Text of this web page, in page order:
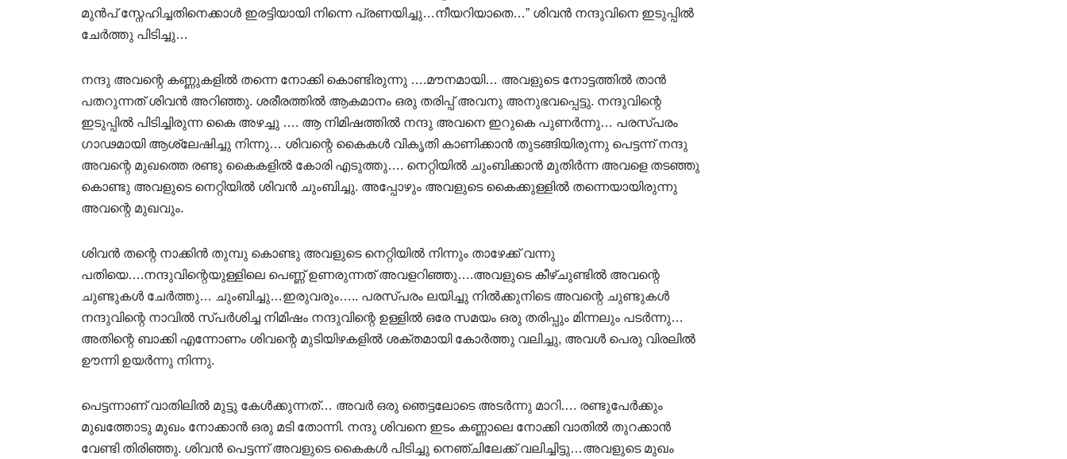
മുൻപ് സ്നേഹിച്ചതിനെക്കാൾ ഇരട്ടിയായി നിന്നെ പ്രണയിച്ചു…നീയറിയാതെ…” ശിവൻ നന്ദുവിനെ ഇടുപ്പിൽ
ചേർത്തു പിടിച്ചു…
നന്ദു അവന്റെ കണ്ണുകളിൽ തന്നെ നോക്കി കൊണ്ടിരുന്നു ….മൗനമായി… അവളുടെ നോട്ടത്തിൽ താൻ
പതറുന്നത് ശിവൻ അറിഞ്ഞു. ശരീരത്തിൽ ആകമാനം ഒരു തരിപ്പ് അവനു അനുഭവപ്പെട്ടു. നന്ദുവിന്റെ
ഇടുപ്പിൽ പിടിച്ചിരുന്ന കൈ അഴച്ചു …. ആ നിമിഷത്തിൽ നന്ദു അവനെ ഇറുകെ പുണർന്നു… പരസ്പരം
ഗാഢമായി ആശ്ലേഷിച്ചു നിന്നു… ശിവന്റെ കൈകൾ വികൃതി കാണിക്കാൻ തുടങ്ങിയിരുന്നു പെട്ടന്ന് നന്ദു
അവന്റെ മുഖത്തെ രണ്ടു കൈകളിൽ കോരി എടുത്തു…. നെറ്റിയിൽ ചുംബിക്കാൻ മുതിർന്ന അവളെ തടഞ്ഞു
കൊണ്ടു അവളുടെ നെറ്റിയിൽ ശിവൻ ചുംബിച്ചു. അപ്പോഴും അവളുടെ കൈക്കുള്ളിൽ തന്നെയായിരുന്നു
അവന്റെ മുഖവും.
ശിവൻ തന്റെ നാക്കിൻ തുമ്പു കൊണ്ടു അവളുടെ നെറ്റിയിൽ നിന്നും താഴേക്ക് വന്നു
പതിയെ….നന്ദുവിന്റെയുള്ളിലെ പെണ്ണ് ഉണരുന്നത് അവളറിഞ്ഞു….അവളുടെ കീഴ്ചുണ്ടിൽ അവന്റെ
ചുണ്ടുകൾ ചേർത്തു… ചുംബിച്ചു…ഇരുവരും….. പരസ്പരം ലയിച്ചു നിൽക്കുനിടെ അവന്റെ ചുണ്ടുകൾ
നന്ദുവിന്റെ നാവിൽ സ്പർശിച്ച നിമിഷം നന്ദുവിന്റെ ഉള്ളിൽ ഒരേ സമയം ഒരു തരിപ്പും മിന്നലും പടർന്നു…
അതിന്റെ ബാക്കി എന്നോണം ശിവന്റെ മുടിയിഴകളിൽ ശക്തമായി കോർത്തു വലിച്ചു, അവൾ പെരു വിരലിൽ
ഊന്നി ഉയർന്നു നിന്നു.
പെട്ടന്നാണ് വാതിലിൽ മുട്ടു കേൾക്കുന്നത്… അവർ ഒരു ഞെട്ടലോടെ അടർന്നു മാറി…. രണ്ടുപേർക്കും
മുഖത്തോടു മുഖം നോക്കാൻ ഒരു മടി തോന്നി. നന്ദു ശിവനെ ഇടം കണ്ണാലെ നോക്കി വാതിൽ തുറക്കാൻ
വേണ്ടി തിരിഞ്ഞു. ശിവൻ പെട്ടന്ന് അവളുടെ കൈകൾ പിടിച്ചു നെഞ്ചിലേക്ക് വലിച്ചിട്ടു…അവളുടെ മുഖം